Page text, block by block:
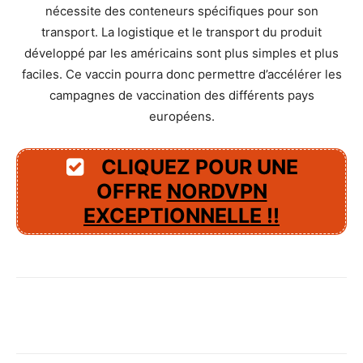
nécessite des conteneurs spécifiques pour son
transport. La logistique et le transport du produit
développé par les américains sont plus simples et plus
faciles. Ce vaccin pourra donc permettre d’accélérer les
campagnes de vaccination des différents pays
européens.
CLIQUEZ POUR UNE
OFFRE NORDVPN
EXCEPTIONNELLE !!